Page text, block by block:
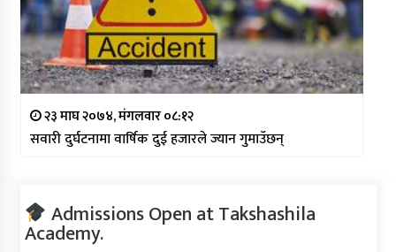
२३ माघ २०७४, मंगलवार ०८:१२
सवारी दुर्घटनामा वार्षिक दुई हजारले ज्यान गुमाउँछन्
Admissions Open at Takshashila
Academy.